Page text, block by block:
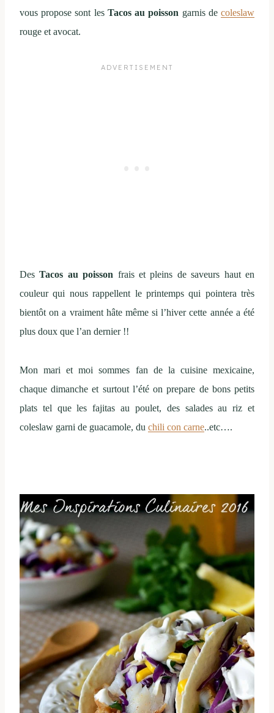
vous propose sont les Tacos au poisson garnis decoleslaw
rouge et avocat.
DesTacos au poisson frais et pleins de saveurs haut en
couleur qui nous rappellent le printemps qui pointera très
bientôt on a vraiment hâte même si l’hiver cette année a été
plus doux que l’an dernier !!
Mon mari et moi sommes fan de la cuisine mexicaine,
chaque dimanche et surtout l’été on prepare de bons petits
plats tel que les fajitas au poulet, des salades au riz et
coleslaw garni de guacamole, du chili con carne..etc….